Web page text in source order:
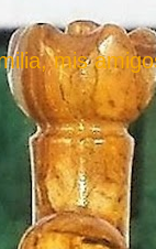
mis